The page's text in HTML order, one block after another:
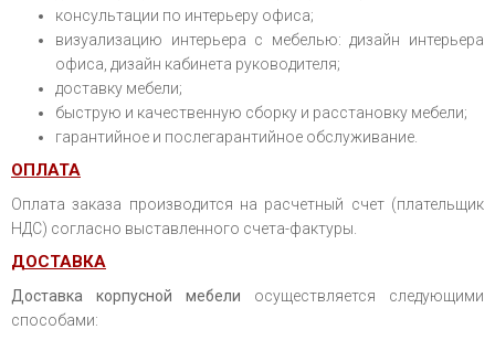
консультации по интерьеру офиса;
визуализацию интерьера с мебелью: дизайн интерьера
офиса, дизайн кабинета руководителя;
доставку мебели;
быструю и качественную сборку и расстановку мебели;
гарантийное и послегарантийное обслуживание.
ОПЛАТА
Оплата заказа производится на расчетный счет (плательщик
НДС) согласно выставленного счета-фактуры.
ДОСТАВКА
Доставка корпусной мебели осуществляется следующими
способами: